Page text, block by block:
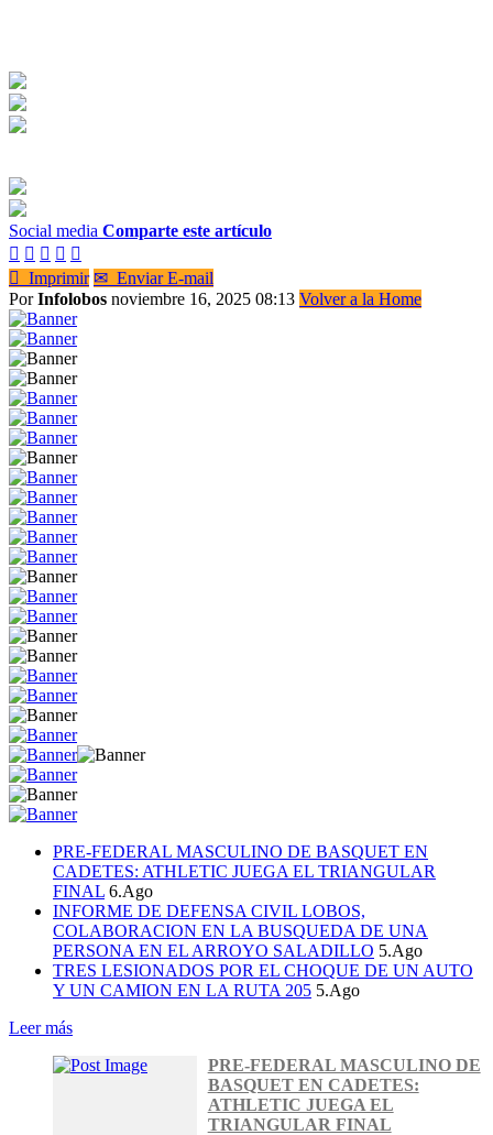
Social media Comparte este artículo
    
 Imprimir ✉ Enviar E-mail
PorInfolobos noviembre 16, 2025 08:13 Volver a la Home
PRE-FEDERAL MASCULINO DE BASQUET EN
CADETES: ATHLETIC JUEGA EL TRIANGULAR
FINAL 6.Ago
INFORME DE DEFENSA CIVIL LOBOS,
COLABORACION EN LA BUSQUEDA DE UNA
PERSONA EN EL ARROYO SALADILLO 5.Ago
TRES LESIONADOS POR EL CHOQUE DE UN AUTO
Y UN CAMION EN LA RUTA 205 5.Ago
Leer más
PRE-FEDERAL MASCULINO DE
BASQUET EN CADETES:
ATHLETIC JUEGA EL
TRIANGULAR FINAL